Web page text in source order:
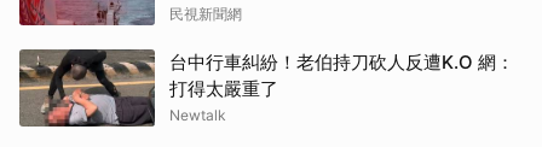
民視新聞網
台中行車糾紛！老伯持刀砍人反遭K.O 網：
打得太嚴重了
Newtalk